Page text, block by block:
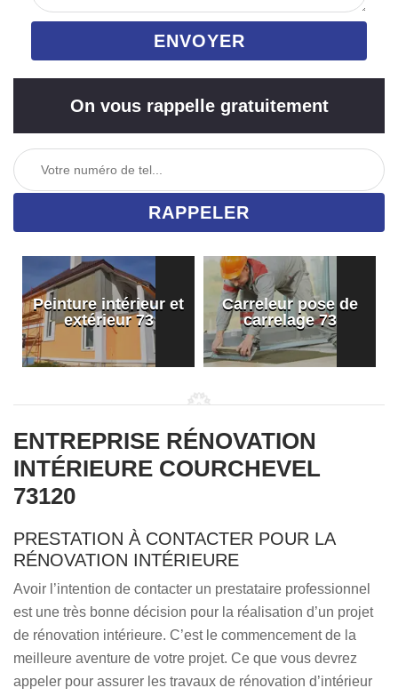
On vous rappelle gratuitement
Peinture intérieur et
extérieur 73
Carreleur pose de
carrelage 73
ENTREPRISE RÉNOVATION
INTÉRIEURE COURCHEVEL
73120
PRESTATION À CONTACTER POUR LA
RÉNOVATION INTÉRIEURE
Avoir l’intention de contacter un prestataire professionnel
est une très bonne décision pour la réalisation d’un projet
de rénovation intérieure. C’est le commencement de la
meilleure aventure de votre projet. Ce que vous devrez
appeler pour assurer les travaux de rénovation d’intérieur